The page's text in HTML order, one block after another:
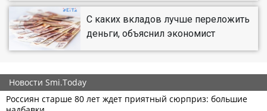
С каких вкладов лучше переложить
деньги, объяснил экономист